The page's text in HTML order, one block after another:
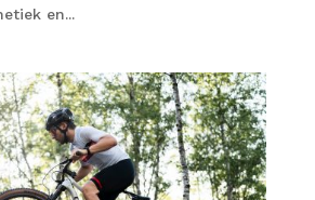
en...